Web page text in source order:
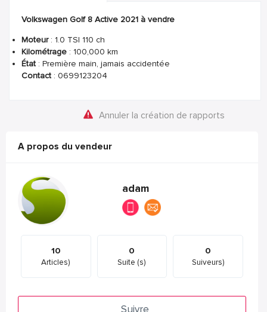
Volkswagen Golf 8 Active 2021 à vendre
Moteur: 1.0 TSI 110 ch
Kilométrage : 100,000 km
État : Première main, jamais accidentée
Contact : 0699123204
Annuler la création de rapports
A propos du vendeur
adam
10
Articles)
0
Suite (s)
0
Suiveurs)
Suivre